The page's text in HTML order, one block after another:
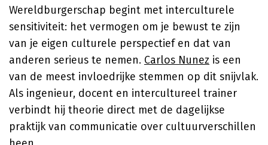
Wereldburgerschap begint met interculturele
sensitiviteit: het vermogen om je bewust te zijn
van je eigen culturele perspectief en dat van
anderen serieus te nemen. Carlos Nunez is een
van de meest invloedrijke stemmen op dit snijvlak.
Als ingenieur, docent en intercultureel trainer
verbindt hij theorie direct met de dagelijkse
praktijk van communicatie over cultuurverschillen